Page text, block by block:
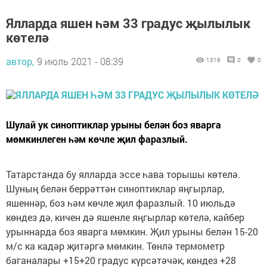
Ялларда яшен һәм 33 градус җылылык
көтелә
автор, 9 июль 2021 - 08:39 1316 0 0
Шулай ук синоптиклар урыны белән боз яварга
мөмкинлеген һәм көчле җил фаразлый.
Татарстанда бу ялларда эссе һава торышы көтелә.
Шуның белән беррәттән синоптиклар яңгырлар,
яшеннәр, боз һәм көчле җил фаразлый. 10 июльдә
көндез дә, кичен дә яшенле яңгырлар көтелә, кайбер
урыннарда боз яварга мөмкин. Җил урыны белән 15-20
м/с ка кадәр җитәргә мөмкин. Төнлә термометр
баганалары +15+20 градус күрсәтәчәк, көндез +28